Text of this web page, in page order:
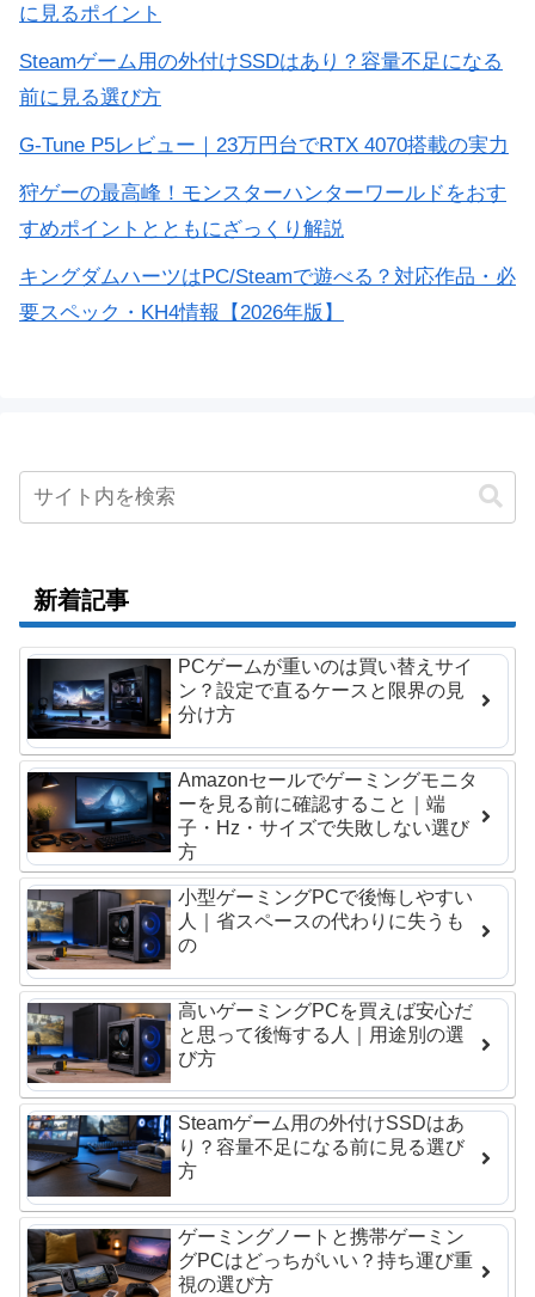
に見るポイント
Steamゲーム用の外付けSSDはあり？容量不足になる
前に見る選び方
G-Tune P5レビュー｜23万円台でRTX 4070搭載の実力
狩ゲーの最高峰！モンスターハンターワールドをおす
すめポイントとともにざっくり解説
キングダムハーツはPC/Steamで遊べる？対応作品・必
要スペック・KH4情報【2026年版】
新着記事
PCゲームが重いのは買い替えサイ
ン？設定で直るケースと限界の見
分け方
Amazonセールでゲーミングモニタ
ーを見る前に確認すること｜端
子・Hz・サイズで失敗しない選び
方
小型ゲーミングPCで後悔しやすい
人｜省スペースの代わりに失うも
の
高いゲーミングPCを買えば安心だ
と思って後悔する人｜用途別の選
び方
Steamゲーム用の外付けSSDはあ
り？容量不足になる前に見る選び
方
ゲーミングノートと携帯ゲーミン
グPCはどっちがいい？持ち運び重
視の選び方